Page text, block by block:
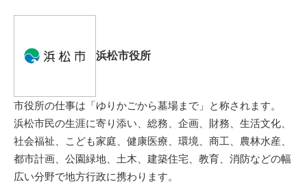
浜松市役所
市役所の仕事は「ゆりかごから墓場まで」と称されます。
浜松市民の生涯に寄り添い、総務、企画、財務、生活文化、
社会福祉、こども家庭、健康医療、環境、商工、農林水産、
都市計画、公園緑地、土木、建築住宅、教育、消防などの幅
広い分野で地方行政に携わります。